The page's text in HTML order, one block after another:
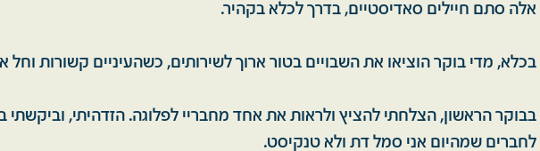
אלה סתם חיילים סאדיסטיים, בדרך לכלא בקהיר.
בכלא, מדי בוקר הוציאו את השבויים בטור ארוך לשירותים, כשהעיניים קשורות וחל
בבוקר הראשון, הצלחתי להציץ ולראות את אחד מחבריי לפלוגה. הזדהיתי, וביקשתי
לחברים שמהיום אני סמל דת ולא טנקיסט.